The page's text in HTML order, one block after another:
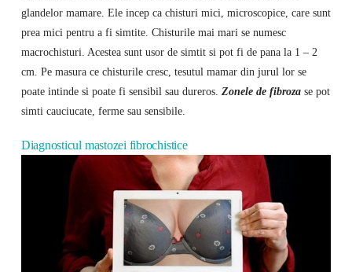
glandelor mamare. Ele incep ca chisturi mici, microscopice, care sunt
prea mici pentru a fi simtite. Chisturile mai mari se numesc
macrochisturi. Acestea sunt usor de simtit si pot fi de pana la 1 – 2
cm. Pe masura ce chisturile cresc, tesutul mamar din jurul lor se
poate intinde si poate fi sensibil sau dureros. Zonele de fibrozase pot
simti cauciucate, ferme sau sensibile.
Diagnosticul mastozei fibrochistice